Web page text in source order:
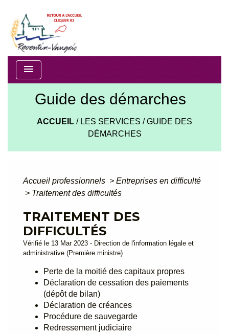
menu
Guide des démarches
ACCUEIL / LES SERVICES /GUIDE DES
DÉMARCHES
Accueil professionnels > Entreprises en difficulté
> Traitement des difficultés
TRAITEMENT DES
DIFFICULTÉS
Vérifié le 13 Mar 2023 - Direction de l'information légale et
administrative (Première ministre)
Perte de la moitié des capitaux propres
Déclaration de cessation des paiements
(dépôt de bilan)
Déclaration de créances
Procédure de sauvegarde
Redressement judiciaire